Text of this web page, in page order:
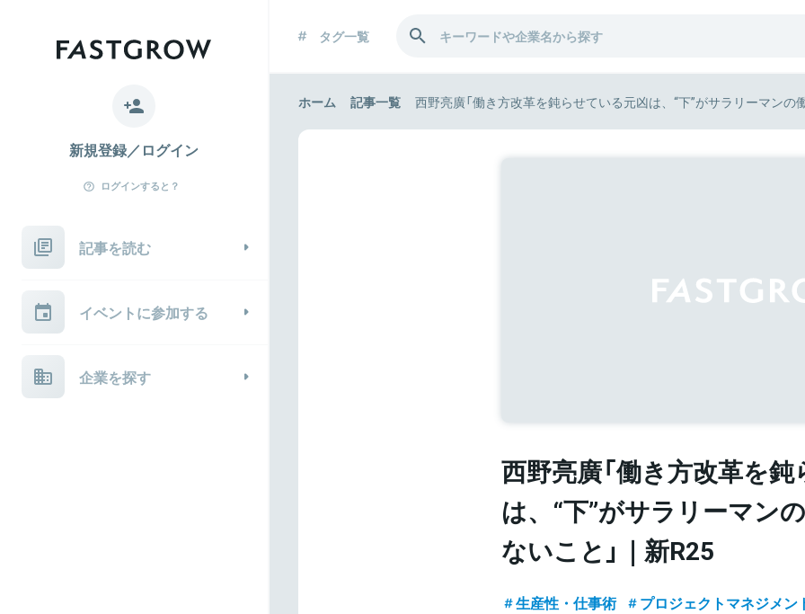
新規登録／ログイン
ログインすると？
記事を読む
イベントに参加する
企業を探す
タグ一覧
ホーム 記事一覧 西野亮廣「働き方改革を鈍らせている元凶は、“下”がサラリーマンの
西野亮廣「働き方改革を
は、“下”がサラリーマン
ないこと」｜新R25
生産性・仕事術 プロジェクトマネジメン